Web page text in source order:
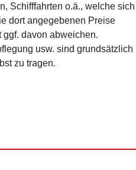
Schiff­fahrten o.ä., welche sich
dort angegebenen Preise
ggf. davon abweichen.
usw. sind grundsätzlich
zu tragen.